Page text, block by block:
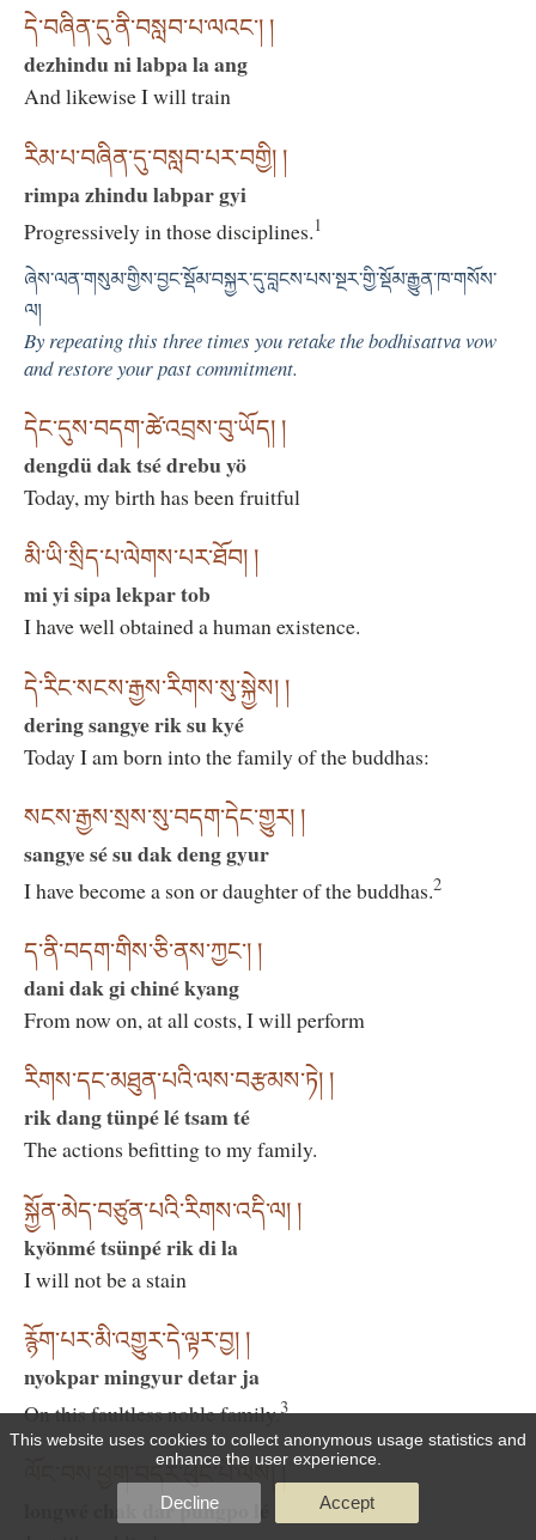
དེ་བཞིན་དུ་ནི་བསླབ་པ་ལའང་། །
dezhindu ni labpa la ang
And likewise I will train
རིམ་པ་བཞིན་དུ་བསླབ་པར་བགྱི། །
rimpa zhindu labpar gyi
Progressively in those disciplines.1
ཞེས་ལན་གསུམ་གྱིས་བྱང་སྡོམ་བསྐྱར་དུ་བླངས་པས་སྔར་གྱི་སྡོམ་རྒྱུན་ཁ་གསོས་
ལ།
By repeating this three times you retake the bodhisattva vow
and restore your past commitment.
དེང་དུས་བདག་ཚེ་འབྲས་བུ་ཡོད། །
dengdü dak tsé drebu yö
Today, my birth has been fruitful
མི་ཡི་སྲིད་པ་ལེགས་པར་ཐོབ། །
mi yi sipa lekpar tob
I have well obtained a human existence.
དེ་རིང་སངས་རྒྱས་རིགས་སུ་སྐྱེས། །
dering sangye rik su kyé
Today I am born into the family of the buddhas:
སངས་རྒྱས་སྲས་སུ་བདག་དེང་གྱུར། །
sangye sé su dak deng gyur
I have become a son or daughter of the buddhas.2
ད་ནི་བདག་གིས་ཅི་ནས་ཀྱང་། །
dani dak gi chiné kyang
From now on, at all costs, I will perform
རིགས་དང་མཐུན་པའི་ལས་བརྩམས་ཏེ། །
rik dang tünpé lé tsam té
The actions befitting to my family.
སྐྱོན་མེད་བཙུན་པའི་རིགས་འདི་ལ། །
kyönmé tsünpé rik di la
I will not be a stain
རྙོག་པར་མི་འགྱུར་དེ་ལྟར་བྱ། །
nyokpar mingyur detar ja
On this faultless noble family.3
longwé chak dar pungpo lé
This website uses cookies to collect anonymous usage statistics and
enhance the user experience.
Decline Accept